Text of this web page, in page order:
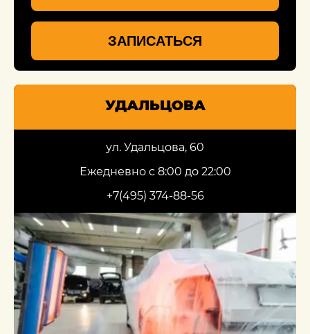
ЗАПИСАТЬСЯ
УДАЛЬЦОВА
ул. Удальцова, 60
Ежедневно с 8:00 до 22:00
+7(495) 374-88-56